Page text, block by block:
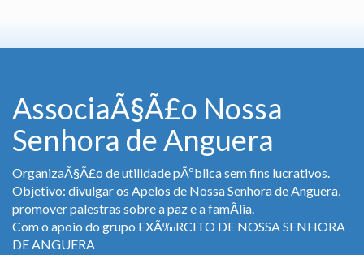
AssociaÃ§Ã£o Nossa
Senhora de Anguera
OrganizaÃ§Ã£o de utilidade pÃºblica sem fins lucrativos.
Objetivo: divulgar os Apelos de Nossa Senhora de Anguera,
promover palestras sobre a paz e a famÃ­lia.
Com o apoio do grupo EXÃ‰RCITO DE NOSSA SENHORA
DE ANGUERA